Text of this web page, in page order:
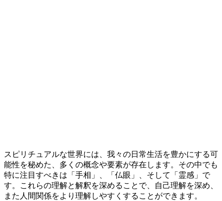
スピリチュアルな世界には、我々の日常生活を豊かにする可
能性を秘めた、多くの概念や要素が存在します。その中でも
特に注目すべきは「手相」、「仏眼」、そして「霊感」で
す。これらの理解と解釈を深めることで、自己理解を深め、
また人間関係をより理解しやすくすることができます。